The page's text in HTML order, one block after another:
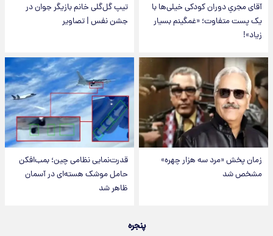
آقای مجریِ دوران کودکی خیلی‌ها با
یک پست متفاوت؛ «غمگینم بسیار
زیاد»!
تیپ گل‌گلی خانم بازیگر جوان در
جشن نفس | تصاویر
زمان پخش «مرد سه هزار چهره»
مشخص شد
قدرت‌نمایی نظامی چین؛ بمب‌افکن
حامل موشک هسته‌ای در آسمان
ظاهر شد
پنجره